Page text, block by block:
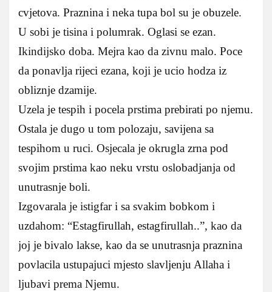
cvjetova. Praznina i neka tupa bol su je obuzele.
U sobi je tisina i polumrak. Oglasi se ezan.
Ikindijsko doba. Mejra kao da zivnu malo. Poce
da ponavlja rijeci ezana, koji je ucio hodza iz
obliznje dzamije.
Uzela je tespih i pocela prstima prebirati po njemu.
Ostala je dugo u tom polozaju, savijena sa
tespihom u ruci. Osjecala je okrugla zrna pod
svojim prstima kao neku vrstu oslobadjanja od
unutrasnje boli.
Izgovarala je istigfar i sa svakim bobkom i
uzdahom: “Estagfirullah, estagfirullah..”, kao da
joj je bivalo lakse, kao da se unutrasnja praznina
povlacila ustupajuci mjesto slavljenju Allaha i
ljubavi prema Njemu.